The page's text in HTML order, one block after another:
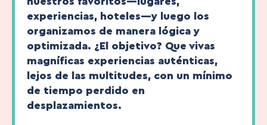
experiencias, hoteles—y luego los
organizamos de manera lógica y
optimizada. ¿El objetivo? Que vivas
magníficas experiencias auténticas,
lejos de las multitudes, con un mínimo
de tiempo perdido en
desplazamientos.